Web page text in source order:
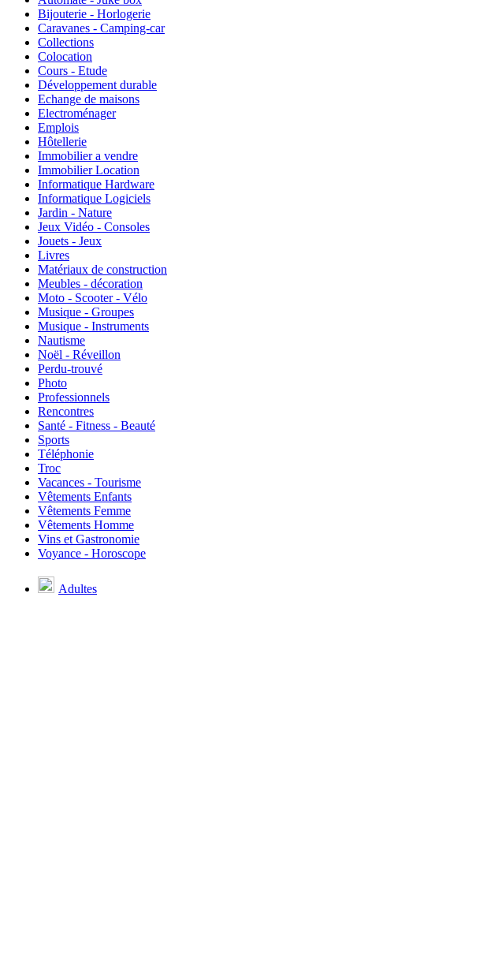
Bijouterie - Horlogerie
Caravanes - Camping-car
Collections
Colocation
Cours - Etude
Développement durable
Echange de maisons
Electroménager
Emplois
Hôtellerie
Immobilier a vendre
Immobilier Location
Informatique Hardware
Informatique Logiciels
Jardin - Nature
Jeux Vidéo - Consoles
Jouets - Jeux
Livres
Matériaux de construction
Meubles - décoration
Moto - Scooter - Vélo
Musique - Groupes
Musique - Instruments
Nautisme
Noël - Réveillon
Perdu-trouvé
Photo
Professionnels
Rencontres
Santé - Fitness - Beauté
Sports
Téléphonie
Troc
Vacances - Tourisme
Vêtements Enfants
Vêtements Femme
Vêtements Homme
Vins et Gastronomie
Voyance - Horoscope
Adultes